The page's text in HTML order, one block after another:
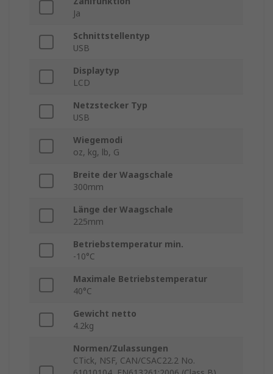
Ja
Schnittstellentyp
USB
Displaytyp
LCD
Netzstecker Typ
USB
Wiegemodi
oz, kg, lb, G
Breite der Waagschale
300mm
Länge der Waagschale
225mm
Betriebstemperatur min.
-10°C
Maximale Betriebstemperatur
40°C
Gewicht netto
4.2kg
Normen/Zulassungen
CTick, NSF, CAN/CSAC22.2 No.